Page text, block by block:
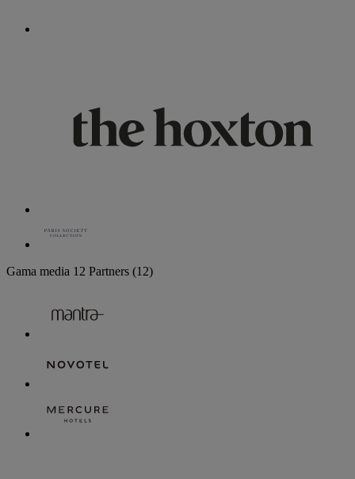
Gama media 12 Partners (12)